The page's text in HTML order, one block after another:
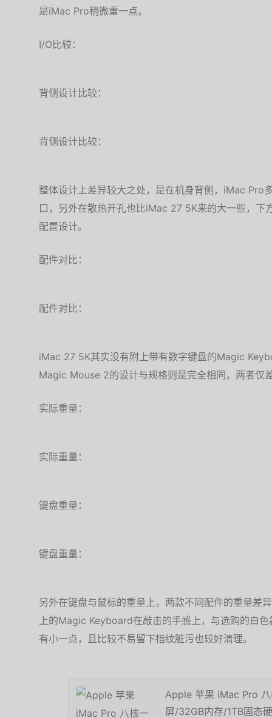
是iMac Pro稍微重一点。
I/O比较：
背侧设计比较：
背侧设计比较：
整体设计上差异较大之处，是在机身背侧，iMac
口，另外在散热开孔也比iMac 27 5K来的大一些，
配置设计。
配件对比：
配件对比：
iMac 27 5K其实没有附上带有数字键盘的Magic
Magic Mouse 2的设计与规格则是完全相同，两者仅
实际重量：
实际重量：
键盘重量：
键盘重量：
另外在键盘与鼠标的重量上，两款不同配件的重量差
上的Magic Keyboard在敲击的手感上，与选购的白
有小一点，且比较不易留下指纹脏污也较好清理。
Apple 苹果 iMac Pro
屏/32GB内存/1TB固态